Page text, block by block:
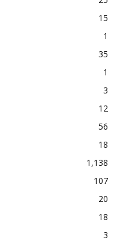
15
1
35
1
3
12
56
18
1,138
107
20
18
3